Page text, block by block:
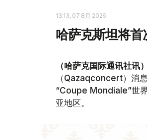
13:13, 07 8月 2026
哈萨克斯坦将
（哈萨克国际通讯社讯）
（Qazaqconcert）消
“Coupe Mondiale”世
亚地区。